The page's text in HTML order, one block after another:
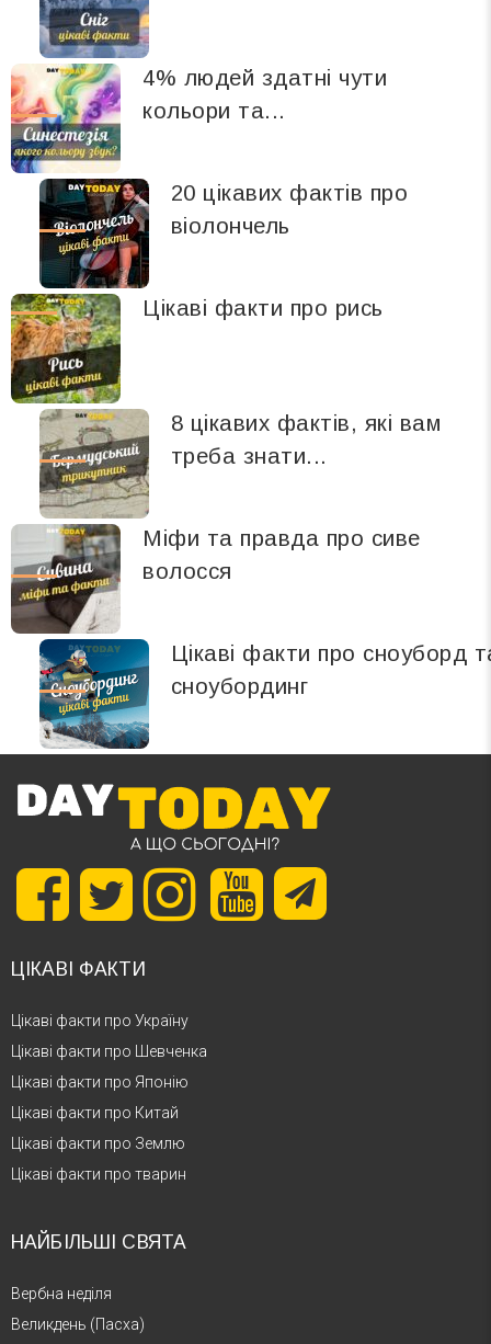
4% людей здатні чути
кольори та...
20 цікавих фактів про
віолончель
Цікаві факти про рись
8 цікавих фактів, які вам
треба знати...
Міфи та правда про сиве
волосся
Цікаві факти про сноуборд
сноубординг
ЦІКАВІ ФАКТИ
Цікаві факти про Україну
Цікаві факти про Шевченка
Цікаві факти про Японію
Цікаві факти про Китай
Цікаві факти про Землю
Цікаві факти про тварин
НАЙБІЛЬШІ СВЯТА
Вербна неділя
Великдень (Пасха)